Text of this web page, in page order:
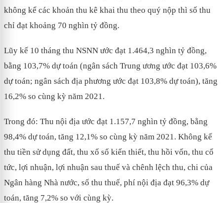
không kể các khoản thu kê khai thu theo quý nộp thì số thu
chỉ đạt khoảng 70 nghìn tỷ đồng.
Lũy kế 10 tháng thu NSNN ước đạt 1.464,3 nghìn tỷ đồng,
bằng 103,7% dự toán (ngân sách Trung ương ước đạt 103,6%
dự toán; ngân sách địa phương ước đạt 103,8% dự toán), tăng
16,2% so cùng kỳ năm 2021.
Trong đó: Thu nội địa ước đạt 1.157,7 nghìn tỷ đồng, bằng
98,4% dự toán, tăng 12,1% so cùng kỳ năm 2021. Không kể
thu tiền sử dụng đất, thu xổ số kiến thiết, thu hồi vốn, thu cổ
tức, lợi nhuận, lợi nhuận sau thuế và chênh lệch thu, chi của
Ngân hàng Nhà nước, số thu thuế, phí nội địa đạt 96,3% dự
toán, tăng 7,2% so với cùng kỳ.